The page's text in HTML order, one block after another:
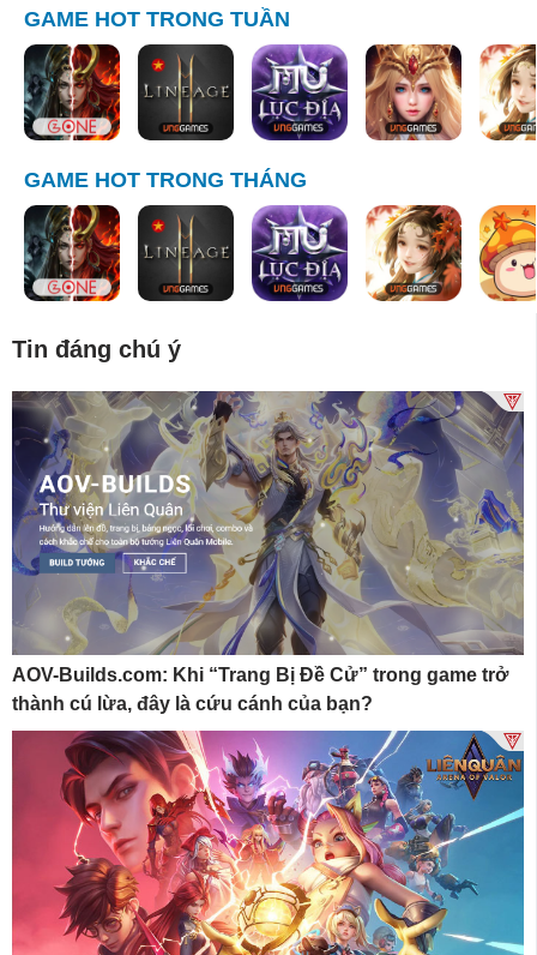
GAME HOT TRONG TUẦN
GAME HOT TRONG THÁNG
Tin đáng chú ý
AOV-Builds.com: Khi “Trang Bị Đề Cử” trong game trở
thành cú lừa, đây là cứu cánh của bạn?